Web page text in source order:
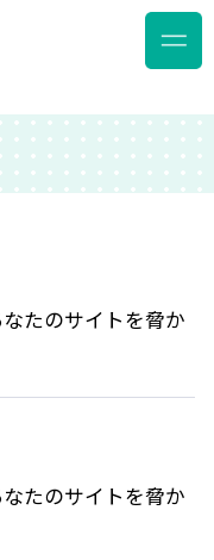
たのサイトを脅か
たのサイトを脅か